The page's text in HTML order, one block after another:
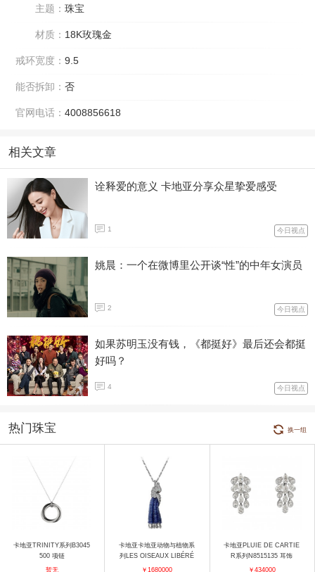
主题： 珠宝
材质： 18K玫瑰金
戒环宽度： 9.5
能否拆卸： 否
官网电话： 4008856618
相关文章
诠释爱的意义 卡地亚分享众星挚爱感受
1 今日视点
姚晨：一个在微博里公开谈“性”的中年女演员
2 今日视点
如果苏明玉没有钱，《都挺好》最后还会都挺
好吗？
4 今日视点
热门珠宝 换一组
卡地亚TRINITY系列B3045
500 项链
暂无
卡地亚卡地亚动物与植物系
列LES OISEAUX LIBÉRÉ
S H3000007 项链
￥1680000
卡地亚PLUIE DE CARTIE
R系列N8515135 耳饰
￥434000